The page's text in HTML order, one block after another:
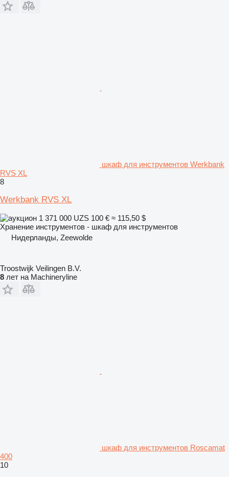
шкаф для инструментов Werkbank
RVS XL
8
Werkbank RVS XL
1 371 000 UZS 100 € ≈ 115,50 $
Хранение инструментов - шкаф для инструментов
Нидерланды, Zeewolde
Troostwijk Veilingen B.V.
8 лет на Machineryline
шкаф для инструментов Roscamat
400
10